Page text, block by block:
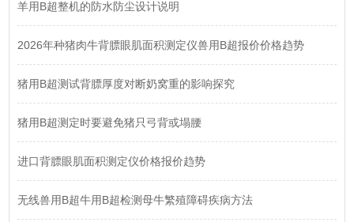
羊用B超整机的防水防尘设计说明
2026年种猪肉牛背膘眼肌面积测定仪兽用B超报价价格趋势
猪用B超测试背膘厚度对断奶窝重的影响探究
猪用B超测定时要避免猪只弓背或塌腰
进口背膘眼肌面积测定仪价格报价趋势
无线兽用B超牛用B超检测母牛繁殖障碍疾病方法